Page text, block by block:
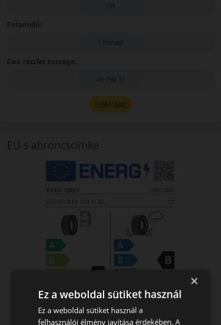
0%
Futamidő:
3 hónap
Első részlet összege:
46 790 Ft
Előbírálat
EU-s abroncscímke
×
Ez a weboldal sütiket használ
Ez a weboldal sütiket használ a
felhasználói élmény javítása érdekében. A